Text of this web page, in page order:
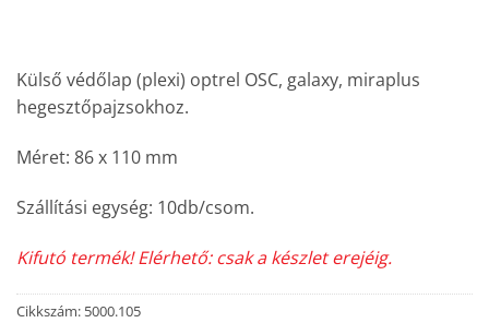
Külső védőlap (plexi) optrel OSC, galaxy, miraplus
hegesztőpajzsokhoz.
Méret: 86 x 110 mm
Szállítási egység: 10db/csom.
Kifutó termék! Elérhető: csak a készlet erejéig.
Cikkszám: 5000.105